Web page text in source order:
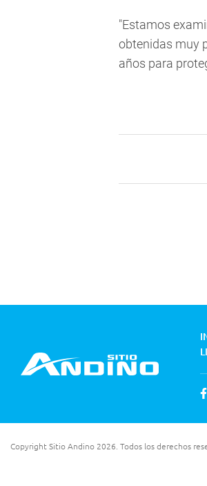
"Estamos
obtenidas muy
años para
Copyright Sitio Andino 2026. Todos los derechos